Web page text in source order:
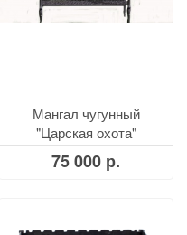
Мангал чугунный
"Царская охота"
75 000 р.